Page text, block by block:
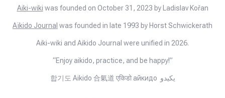
Aiki-wiki was founded on October 31, 2023 by Ladislav Kořan
Aïkido Journal was founded in late 1993 by Horst Schwickerath
Aiki-wiki and Aikido Journal were unified in 2026.
“Enjoy aikido, practice, and be happy!”
합기도 Aikido 合氣道 एकिडो айкидо يكيدو